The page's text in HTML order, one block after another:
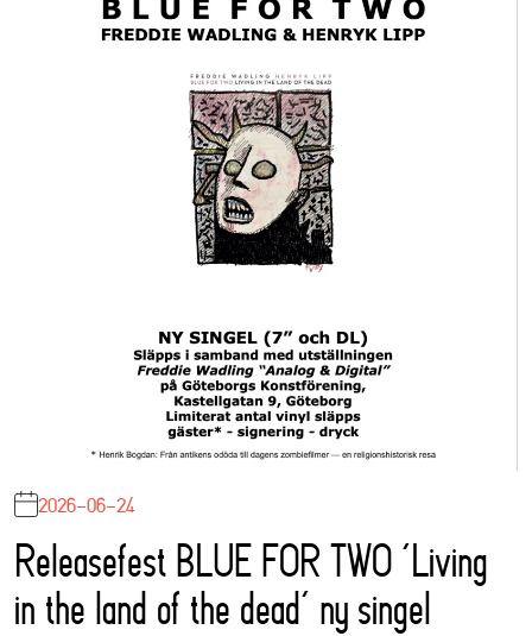
2026-06-24
Releasefest BLUE FOR TWO ‘Living
in the land of the dead’ ny singel